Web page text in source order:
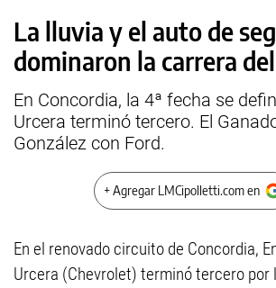
La lluvia y el auto de
dominaron la carrera
En Concordia, la 4ª fecha se
Urcera terminó tercero. El
González con Ford.
+ Agregar LMCipolletti.com en
En el renovado circuito de Concordia,
Urcera (Chevrolet) terminó tercero por